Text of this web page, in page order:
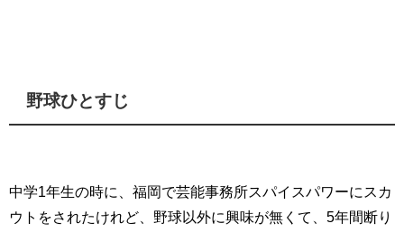
野球ひとすじ
中学1年生の時に、福岡で芸能事務所スパイスパワーにスカ
ウトをされたけれど、野球以外に興味が無くて、5年間断り